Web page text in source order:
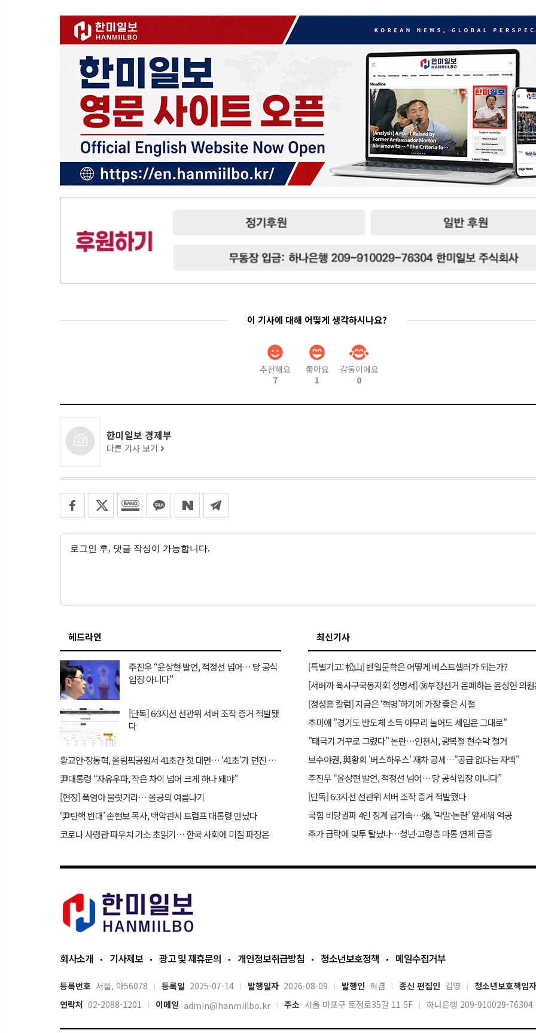
이 기사에 대해 어떻게 생각하시나요?
추천해요
7
좋아요
1
감동이에요
0
한미일보 경제부
다른 기사 보기
헤드라인
주진우 “윤상현 발언, 적정선 넘어… 당 공식
입장 아니다”
[단독] 6·3지선 선관위 서버 조작 증거 적발됐
다
황교안·장동혁, 올림픽공원서 41초간 첫 대면… ‘41초’가 던진 운명적 화두
尹대통령 “자유우파, 작은 차이 넘어 크게 하나 돼야”
[현장] 폭염아 물럿거라… 올공의 여름나기
‘尹탄핵 반대’ 손현보 목사, 백악관서 트럼프 대통령 만났다
코로나 사령관 파우치 기소 초읽기… 한국 사회에 미칠 파장은
최신기사
[특별기고: 松山] 반일문학은 어떻게 베스트셀러가 되는가?
[정성홍 칼럼] 지금은 ‘혁명’하기에 가장 좋은 시절
추미애 "경기도 반도체 소득 아무리 늘어도 세입은 그대로"
"태극기 거꾸로 그렸다" 논란…인천시, 광복절 현수막 철거
보수야권, 與황희 '버스하우스' 재차 공세…"공급 없다는 자백"
주진우 “윤상현 발언, 적정선 넘어… 당 공식입장 아니다”
[단독] 6·3지선 선관위 서버 조작 증거 적발됐다
국힘 비당권파 4인 징계 급가속…張, '막말·논란' 앞세워 역공
주가 급락에 빚투 탈났나…청년·고령층 마통 연체 급증
회사소개 기사제보 광고 및 제휴문의 개인정보취급방침 청소년보호정책 메일수집거부
등록번호 서울, 아56078 등록일 2025-07-14 발행일자 2026-08-09 발행인 허겸 종신 편집인 김영
청소년보호책임자
연락처 02-2088-1201 이메일 admin@hanmiilbo.kr 주소 서울 마포구 토정로35길 11 5F 하나은행 209-910029-76304